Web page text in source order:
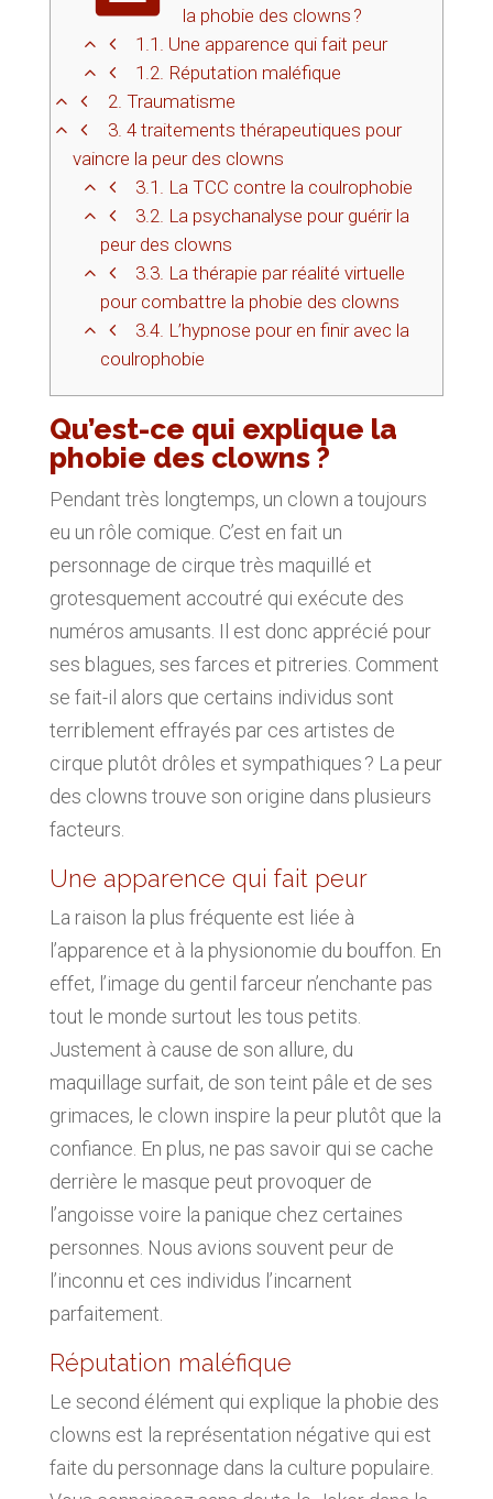
la phobie des clowns ?
1.1. Une apparence qui fait peur
1.2. Réputation maléfique
2. Traumatisme
3. 4 traitements thérapeutiques pour
vaincre la peur des clowns
3.1. La TCC contre la coulrophobie
3.2. La psychanalyse pour guérir la
peur des clowns
3.3. La thérapie par réalité virtuelle
pour combattre la phobie des clowns
3.4. L’hypnose pour en finir avec la
coulrophobie
Qu’est-ce qui explique la
phobie des clowns ?
Pendant très longtemps, un clown a toujours
eu un rôle comique. C’est en fait un
personnage de cirque très maquillé et
grotesquement accoutré qui exécute des
numéros amusants. Il est donc apprécié pour
ses blagues, ses farces et pitreries. Comment
se fait-il alors que certains individus sont
terriblement effrayés par ces artistes de
cirque plutôt drôles et sympathiques ? La peur
des clowns trouve son origine dans plusieurs
facteurs.
Une apparence qui fait peur
La raison la plus fréquente est liée à
l’apparence et à la physionomie du bouffon. En
effet, l’image du gentil farceur n’enchante pas
tout le monde surtout les tous petits.
Justement à cause de son allure, du
maquillage surfait, de son teint pâle et de ses
grimaces, le clown inspire la peur plutôt que la
confiance. En plus, ne pas savoir qui se cache
derrière le masque peut provoquer de
l’angoisse voire la panique chez certaines
personnes. Nous avions souvent peur de
l’inconnu et ces individus l’incarnent
parfaitement.
Réputation maléfique
Le second élément qui explique la phobie des
clowns est la représentation négative qui est
faite du personnage dans la culture populaire.